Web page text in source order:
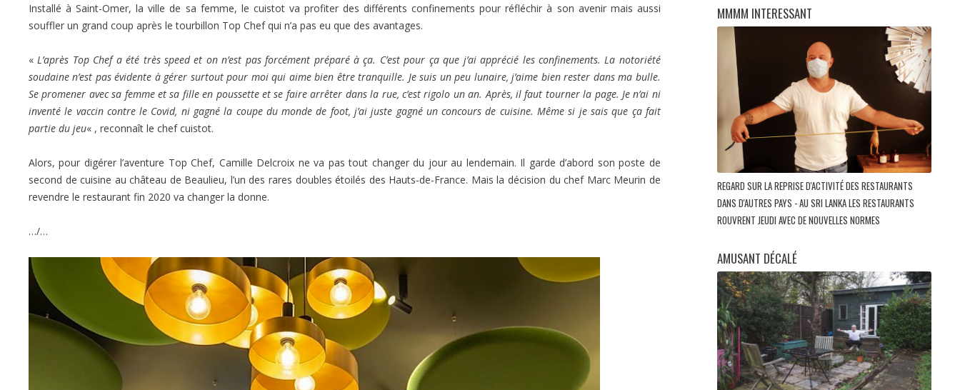
Installé à Saint-Omer, la ville de sa femme, le cuistot va profiter des différents confinements pour réfléchir à son avenir mais aussi
souffler un grand coup après le tourbillon Top Chef qui n’a pas eu que des avantages.
« L’après Top Chef a été très speed et on n’est pas forcément préparé à ça. C’est pour ça que j’ai apprécié les confinements. La notoriété
soudaine n’est pas évidente à gérer surtout pour moi qui aime bien être tranquille. Je suis un peu lunaire, j’aime bien rester dans ma bulle.
Se promener avec sa femme et sa fille en poussette et se faire arrêter dans la rue, c’est rigolo un an. Après, il faut tourner la page. Je n’ai ni
inventé le vaccin contre le Covid, ni gagné la coupe du monde de foot, j’ai juste gagné un concours de cuisine. Même si je sais que ça fait
partie du jeu« , reconnaît le chef cuistot.
Alors, pour digérer l’aventure Top Chef, Camille Delcroix ne va pas tout changer du jour au lendemain. Il garde d’abord son poste de
second de cuisine au château de Beaulieu, l’un des rares doubles étoilés des Hauts-de-France. Mais la décision du chef Marc Meurin de
revendre le restaurant fin 2020 va changer la donne.
…/…
MMMM INTERESSANT
REGARD SUR LA REPRISE D'ACTIVITÉ DES RESTAURANTS
DANS D'AUTRES PAYS - AU SRI LANKA LES RESTAURANTS
ROUVRENT JEUDI AVEC DE NOUVELLES NORMES
AMUSANT DÉCALÉ